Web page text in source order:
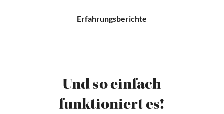
Erfahrungsberichte
Und so einfach
funktioniert es!